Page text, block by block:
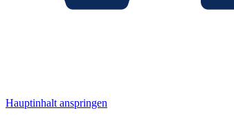
Hauptinhalt anspringen